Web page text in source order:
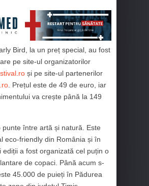
Bird, la un preț special, au fost
pe site-ul organizatorilor
și pe site-ul partenerilor
. Prețul este de 49 de euro, iar
va crește până la 149
punte între artă și natură. Este
eco-friendly din România și în
ediții a fost organizată cel puțin o
de copaci. Până acum s-
45.000 de puieți în Pădurea